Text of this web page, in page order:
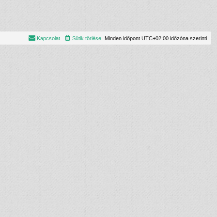
Minden időpont UTC+02:00 időzóna szerinti
Sütik törlése
Kapcsolat